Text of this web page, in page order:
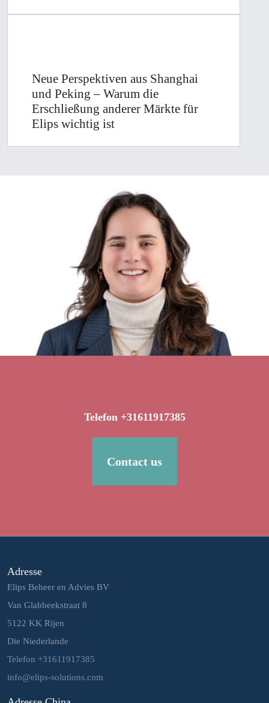
Neue Perspektiven aus Shanghai
und Peking – Warum die
Erschließung anderer Märkte für
Elips wichtig ist
Telefon +31611917385
Contact us
Adresse
Elips Beheer en Advies BV
Van Glabbeekstraat 8
5122 KK Rijen
Die Niederlande
Telefon +31611917385
info@elips-solutions.com